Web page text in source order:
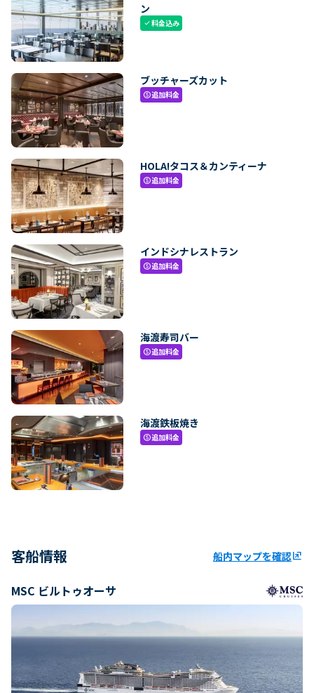
ン
check料金込み
ブッチャーズカット
paid追加料金
HOLA!タコス＆カンティーナ
paid追加料金
インドシナレストラン
paid追加料金
海渡寿司バー
paid追加料金
海渡鉄板焼き
paid追加料金
客船情報 船内マップを確認ungroup
MSC ビルトゥオーサ